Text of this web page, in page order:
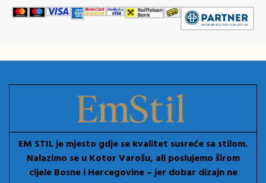
EM STIL je mjesto gdje se kvalitet susreće sa stilom.
Nalazimo se u Kotor Varošu, ali poslujemo širom
cijele Bosne i Hercegovine – jer dobar dizajn ne